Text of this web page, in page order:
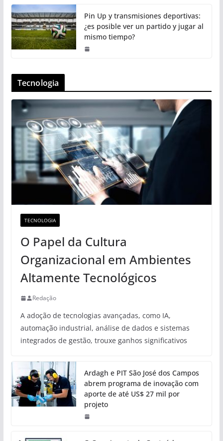
Pin Up y transmisiones deportivas:
¿es posible ver un partido y jugar al
mismo tiempo?
Tecnologia
TECNOLOGIA
O Papel da Cultura
Organizacional em Ambientes
Altamente Tecnológicos
Redação
A adoção de tecnologias avançadas, como IA,
automação industrial, análise de dados e sistemas
integrados de gestão, trouxe ganhos significativos
Ardagh e PIT São José dos Campos
abrem programa de inovação com
aporte de até US$ 27 mil por
projeto